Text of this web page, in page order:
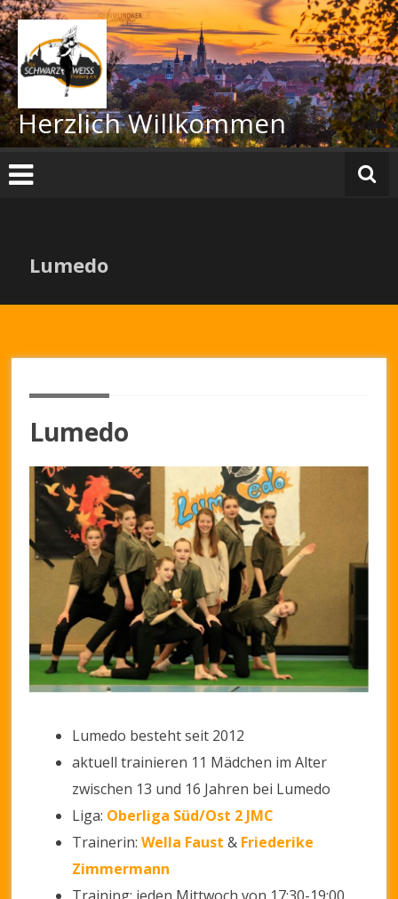
Zum
Inhalt
springen
Herzlich Willkommen
Lumedo
Lumedo
Lumedo besteht seit 2012
aktuell trainieren 11 Mädchen im Alter
zwischen 13 und 16 Jahren bei Lumedo
Liga: Oberliga Süd/Ost 2 JMC
Trainerin:Wella Faust & Friederike
Zimmermann